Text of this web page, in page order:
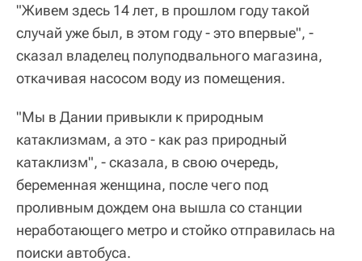
"Живем здесь 14 лет, в прошлом году такой
случай уже был, в этом году - это впервые", -
сказал владелец полуподвального магазина,
откачивая насосом воду из помещения.
"Мы в Дании привыкли к природным
катаклизмам, а это - как раз природный
катаклизм", - сказала, в свою очередь,
беременная женщина, после чего под
проливным дождем она вышла со станции
неработающего метро и стойко отправилась на
поиски автобуса.